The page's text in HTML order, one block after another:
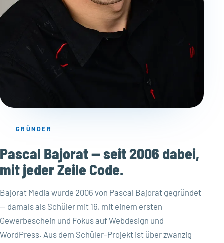
GRÜNDER
Pascal Bajorat — seit 2006 dabei,
mit jeder Zeile Code.
Bajorat Media wurde 2006 von Pascal Bajorat gegründet
— damals als Schüler mit 16, mit einem ersten
Gewerbeschein und Fokus auf Webdesign und
WordPress. Aus dem Schüler-Projekt ist über zwanzig